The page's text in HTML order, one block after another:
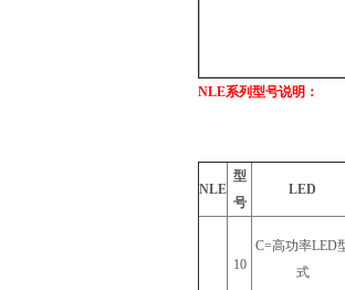
NLE系列型号说明：
NLE
型
号
LED
10
C=高功率LED
式